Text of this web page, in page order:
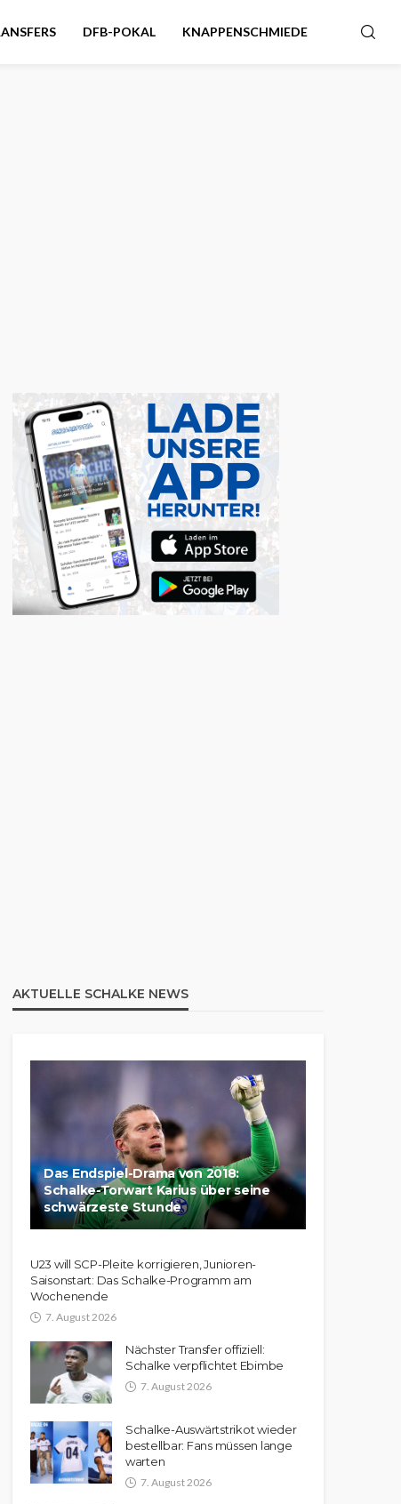
DFB-POKAL KNAPPENSCHMIEDE
AKTUELLE SCHALKE NEWS
Das Endspiel-Drama von 2018:
Schalke-Torwart Karius über seine
schwärzeste Stunde
U23 will SCP-Pleite korrigieren, Junioren-
Saisonstart: Das Schalke-Programm am
Wochenende
7. August 2026
Nächster Transfer offiziell:
Schalke verpflichtet Ebimbe
7. August 2026
Schalke-Auswärtstrikot wieder
bestellbar: Fans müssen lange
warten
7. August 2026